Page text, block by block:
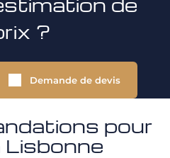
?
Demande de devis
pour